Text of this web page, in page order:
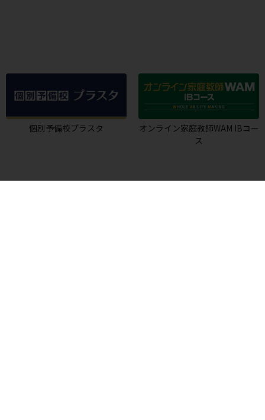
個別予備校プラスタ
オンライン家庭教師WAM IBコー
ス